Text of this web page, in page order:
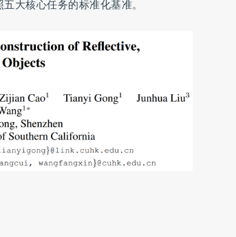
大核心任务的标准化基准。